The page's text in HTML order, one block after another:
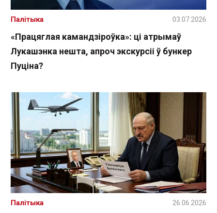
«Працяглая камандзіроўка»: ці атрымаў
Лукашэнка нешта, апроч экскурсіі ў бункер
Пуціна?
Палітыка 03.07.2026
Палітыка 26.06.2026